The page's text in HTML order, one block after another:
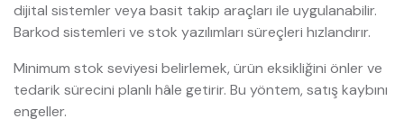
dijital sistemler veya basit takip araçları ile uygulanabilir.
Barkod sistemleri ve stok yazılımları süreçleri hızlandırır.
Minimum stok seviyesi belirlemek, ürün eksikliğini önler ve
tedarik sürecini planlı hâle getirir. Bu yöntem, satış kaybını
engeller.